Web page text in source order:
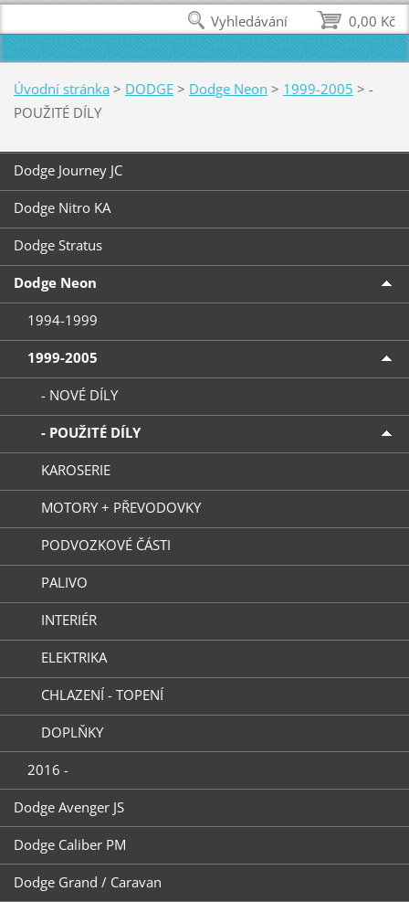
Úvodní stránka > DODGE > Dodge Neon > 1999-2005 > -
POUŽITÉ DÍLY
Dodge Journey JC
Dodge Nitro KA
Dodge Stratus
Dodge Neon
1994-1999
1999-2005
- NOVÉ DÍLY
- POUŽITÉ DÍLY
KAROSERIE
MOTORY + PŘEVODOVKY
PODVOZKOVÉ ČÁSTI
PALIVO
INTERIÉR
ELEKTRIKA
CHLAZENÍ - TOPENÍ
DOPLŇKY
2016 -
Dodge Avenger JS
Dodge Caliber PM
Dodge Grand / Caravan
0,00 Kč
Vyhledávání